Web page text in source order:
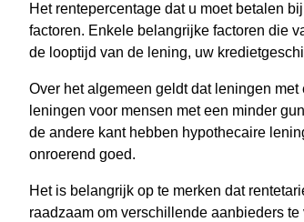
Het rentepercentage dat u moet betalen
factoren. Enkele belangrijke factoren die
de looptijd van de lening, uw
Over het algemeen geldt dat leningen
leningen voor mensen met een minder
de andere kant hebben hypothecaire
onroerend goed.
Het is belangrijk op te merken dat
raadzaam om verschillende aanbieders